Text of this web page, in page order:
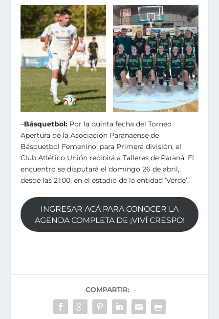
–Básquetbol: Por la quinta fecha del Torneo
Apertura de la Asociación Paranaense de
Básquetbol Femenino, para Primera división, el
Club Atlético Unión recibirá a Talleres de Paraná. El
encuentro se disputará el domingo 26 de abril,
desde las 21:00, en el estadio de la entidad ‘Verde’.
INGRESAR ACÁ PARA CONOCER LA
AGENDA COMPLETA DE ¡VIVÍ CRESPO!
COMPARTIR: